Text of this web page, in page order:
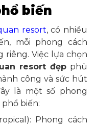
biến
resort, có nhiều
mỗi phong cách
riêng. Việc lựa chọn
resort đẹpphù
công và sức hút
là một số phong
biến:
Phong cách